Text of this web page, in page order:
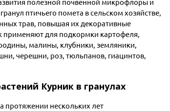
полезной почвенной микрофлоры и
птичьего помета в сельском хозяйстве,
трав, повышая их декоративные
применяют для подкормки картофеля,
малины, клубники, земляники,
черешни, роз, тюльпанов, гиацинтов,
Курник в гранулах
протяжении нескольких лет